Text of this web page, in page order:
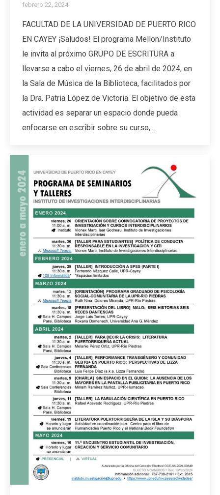
febrero 22, 2024
FACULTAD DE LA UNIVERSIDAD DE PUERTO RICO
EN CAYEY ¡Saludos! El programa Mellon/Instituto
le invita al próximo GRUPO DE ESCRITURA a
llevarse a cabo el viernes, 26 de abril de 2024, en
la Sala de Música de la Biblioteca, facilitados por
la Dra. Patria López de Victoria. El objetivo de esta
actividad es separar un espacio donde pueda
enfocarse en escribir sobre su curso,…